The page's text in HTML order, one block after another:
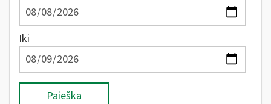
Iki
Paieška